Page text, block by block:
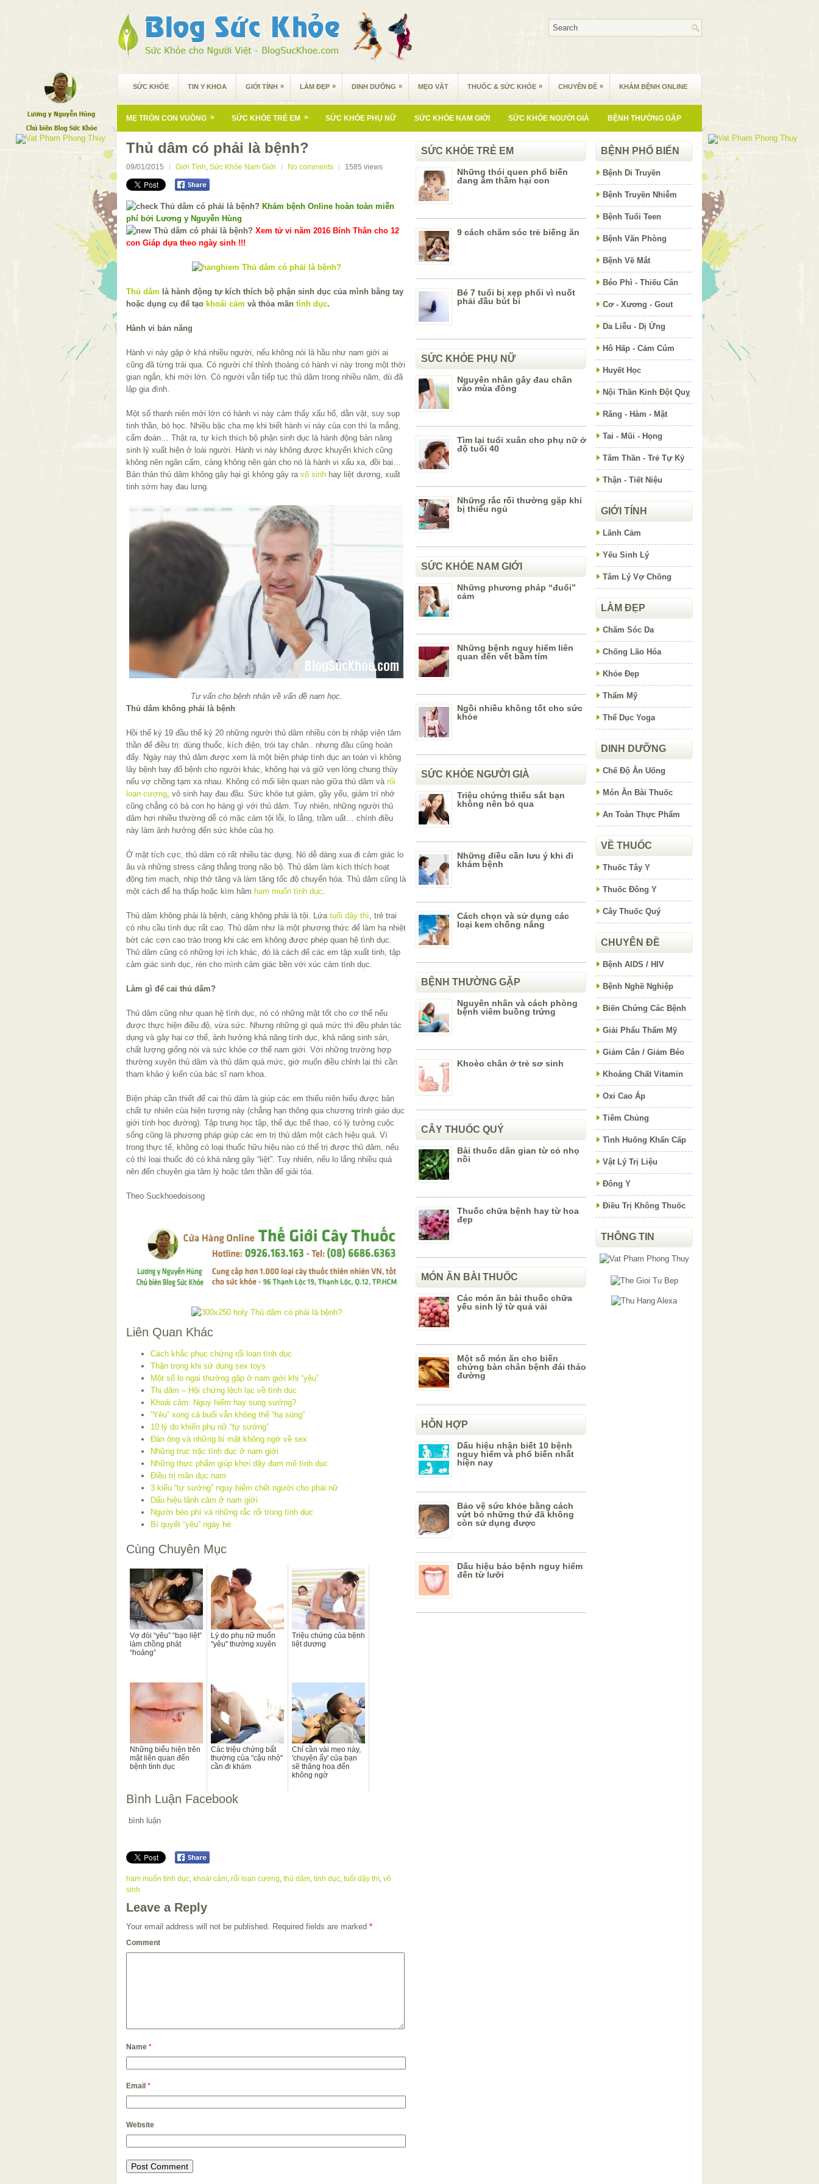
SỨC KHỎE TIN Y KHOA GIỚI TÍNH » LÀM ĐẸP » DINH DƯỠNG » MẸO VẶT THUỐC & SỨC KHỎE » CHUYÊN ĐỀ » KHÁM BỆNH ONLINE
MẸ TRÒN CON VUÔNG » SỨC KHỎE TRẺ EM » SỨC KHỎE PHỤ NỮ SỨC KHỎE NAM GIỚI SỨC KHỎE NGƯỜI GIÀ BỆNH THƯỜNG GẶP
Thủ dâm có phải là bệnh?
09/01/2015 Giới Tính, Sức Khỏe Nam Giới No comments 1585 views
Khám bệnh Online hoàn toàn miễn
phí bởi Lương y Nguyễn Hùng
Xem tử vi năm 2016 Bính Thân cho 12
con Giáp dựa theo ngày sinh !!!
Thủ dâm là hành động tự kích thích bộ phận sinh dục của mình bằng tay
hoặc dụng cụ để tạo khoái cảm và thỏa mãn tình dục.
Hành vi bản năng
Hành vi này gặp ở khá nhiều người, nếu không nói là hầu như nam giới ai
cũng đã từng trải qua. Có người chỉ thỉnh thoảng có hành vi này trong một thời
gian ngắn, khi mới lớn. Có người vẫn tiếp tục thủ dâm trong nhiều năm, dù đã
lập gia đình.
Một số thanh niên mới lớn có hành vi này cảm thấy xấu hổ, dằn vặt, suy sụp
tinh thần, bỏ học. Nhiều bậc cha mẹ khi biết hành vi này của con thì la mắng,
cấm đoán… Thật ra, tự kích thích bộ phận sinh dục là hành động bản năng
sinh lý xuất hiện ở loài người. Hành vi này không được khuyến khích cũng
không nên ngăn cấm, càng không nên gán cho nó là hành vi xấu xa, đồi bại…
Bản thản thủ dâm không gây hại gì không gây ra vô sinh hay liệt dương, xuất
tinh sớm hay đau lưng.
Tư vấn cho bệnh nhân về vấn đề nam học.
Thủ dâm không phải là bệnh
Hồi thế kỷ 19 đầu thế kỷ 20 những người thủ dâm nhiều còn bị nhập viện tâm
thần để điều trị: dùng thuốc, kích điện, trói tay chân.. nhưng đâu cũng hoàn
đấy. Ngày nay thủ dâm được xem là một biện pháp tình dục an toàn vì không
lây bệnh hay đổ bệnh cho người khác, không hại và giữ vẹn lòng chung thủy
nếu vợ chồng tạm xa nhau. Không có mối liên quan nào giữa thủ dâm và rối
loạn cương , vô sinh hay đau đầu. Sức khỏe tụt giảm, gầy yếu, giảm trí nhớ
cũng chẳng có bà con họ hàng gì với thủ dâm. Tuy nhiên, những người thủ
dâm hơi nhiều thường dễ có mặc cảm tội lỗi, lo lắng, trầm uất… chính điều
này làm ảnh hưởng đến sức khỏe của họ.
Ở mặt tích cực, thủ dâm có rất nhiều tác dụng. Nó dễ dàng xua đi cảm giác lo
âu và những stress căng thẳng trong não bộ. Thủ dâm làm kích thích hoạt
động tim mạch, nhịp thở tăng và làm tăng tốc độ chuyển hóa. Thủ dâm cũng là
một cách để hạ thấp hoặc kìm hãm ham muốn tình dục
Thủ dâm không phải là bệnh, càng không phải là tội. Lứa tuổi dậy thì , trẻ trai
có nhu cầu tình dục rất cao. Thủ dâm như là một phương thức để làm hạ nhiệt
bớt các cơn cao trào trong khi các em không được phép quan hệ tình dục.
Thủ dâm cũng có những lợi ích khác, đó là cách để các em tập xuất tinh, tập
cảm giác sinh dục, rèn cho mình cảm giác bền với xúc cảm tình dục.
Làm gì để cai thủ dâm?
Thủ dâm cũng như quan hệ tình dục, nó có những mặt tốt cho cơ thể nếu
được thực hiện điều độ, vừa sức. Nhưng những gì quá mức thì đều phản tác
dụng và gây hại cơ thể, ảnh hưởng khả năng tình dục, khả năng sinh sản,
chất lượng giống nòi và sức khỏe cơ thể nam giới. Với những trường hợp
thường xuyên thủ dâm và thủ dâm quá mức, giờ muốn điều chỉnh lại thì cần
tham khảo ý kiến của bác sĩ nam khoa.
Biện pháp cần thiết để cai thủ dâm là giúp các em thiếu niên hiểu được bản
chất tự nhiên của hiện tượng này (chẳng hạn thông qua chương trình giáo dục
giới tính học đường). Tập trung học tập, thể dục thể thao, có lý tưởng cuộc
sống cũng là phương pháp giúp các em trị thủ dâm một cách hiệu quả. Vì
trong thực tế, không có loại thuốc hữu hiệu nào có thể trị được thủ dâm, nếu
có thì loại thuốc đó có khả năng gây “liệt”. Tuy nhiên, nếu lo lắng nhiều quá
nên đến chuyên gia tâm lý hoặc tâm thần để giải tỏa.
Theo Suckhoedoisong
Liên Quan Khác
Cách khắc phục chứng rối loạn tình dục
Thận trọng khi sử dụng sex toys
Một số lo ngại thường gặp ở nam giới khi “yêu”
Thị dâm – Hội chứng lệch lạc về tình dục
Khoái cảm: Nguy hiểm hay sung sướng?
“Yêu” xong cả buổi vẫn không thể “hạ súng”
10 lý do khiến phụ nữ “tự sướng”
Đàn ông và những bí mật không ngờ về sex
Những trục trặc tình dục ở nam giới
Những thực phẩm giúp khơi dậy đam mê tình dục
Điều trị mãn dục nam
3 kiểu “tự sướng” nguy hiểm chết người cho phái nữ
Dấu hiệu lãnh cảm ở nam giới
Người béo phì và những rắc rối trong tình dục
Bí quyết “yêu” ngày hè
Cùng Chuyên Mục
Vợ đòi “yêu” “bạo liệt”
làm chồng phát
“hoảng”
Lý do phụ nữ muốn
"yêu" thường xuyên
Triệu chứng của bệnh
liệt dương
Những biểu hiện trên
mặt liên quan đến
bệnh tình dục
Các triệu chứng bất
thường của "cậu nhỏ"
cần đi khám
Chỉ cần vài mẹo này,
'chuyện ấy' của bạn
sẽ thăng hoa đến
không ngờ
Bình Luận Facebook
bình luận
ham muốn tình dục khoái cảm rối loạn cương thủ dâm tình dục tuổi dậy thì vô
sinh
Leave a Reply
Your email address will not be published. Required fields are marked *
Comment
Name *
Email *
Website
SỨC KHỎE TRẺ EM
Những thói quen phổ biến
đang âm thầm hại con
9 cách chăm sóc trẻ biếng ăn
Bé 7 tuổi bị xẹp phổi vì nuốt
phải đầu bút bi
SỨC KHỎE PHỤ NỮ
Nguyên nhân gây đau chân
vào mùa đông
Tìm lại tuổi xuân cho phụ nữ ở
độ tuổi 40
Những rắc rối thường gặp khi
bị thiếu ngủ
SỨC KHỎE NAM GIỚI
Những phương pháp “đuổi”
cảm
Những bệnh nguy hiểm liên
quan đến vết bầm tím
Ngồi nhiều không tốt cho sức
khỏe
SỨC KHỎE NGƯỜI GIÀ
Triệu chứng thiếu sắt bạn
không nên bỏ qua
Những điều cần lưu ý khi đi
khám bệnh
Cách chọn và sử dụng các
loại kem chống nắng
BỆNH THƯỜNG GẶP
Nguyên nhân và cách phòng
bệnh viêm buồng trứng
Khoèo chân ở trẻ sơ sinh
CÂY THUỐC QUÝ
Bài thuốc dân gian từ cỏ nhọ
nồi
Thuốc chữa bệnh hay từ hoa
đẹp
MÓN ĂN BÀI THUỐC
Các món ăn bài thuốc chữa
yếu sinh lý từ quả vải
Một số món ăn cho biến
chứng bàn chân bệnh đái tháo
đường
HỖN HỢP
Dấu hiệu nhận biết 10 bệnh
nguy hiểm và phổ biến nhất
hiện nay
Bảo vệ sức khỏe bằng cách
vứt bỏ những thứ đã không
còn sử dụng được
Dấu hiệu báo bệnh nguy hiểm
đến từ lưỡi
BỆNH PHỔ BIẾN
Bệnh Di Truyền
Bệnh Truyền Nhiễm
Bệnh Tuổi Teen
Bệnh Văn Phòng
Bệnh Về Mắt
Béo Phì - Thiếu Cân
Cơ - Xương - Gout
Da Liễu - Dị Ứng
Hô Hấp - Cảm Cúm
Huyết Học
Nội Thần Kinh Đột Quỵ
Răng - Hàm - Mặt
Tai - Mũi - Họng
Tâm Thần - Trẻ Tự Kỷ
Thận - Tiết Niệu
GIỚI TÍNH
Lãnh Cảm
Yếu Sinh Lý
Tâm Lý Vợ Chồng
LÀM ĐẸP
Chăm Sóc Da
Chống Lão Hóa
Khỏe Đẹp
Thẩm Mỹ
Thể Dục Yoga
DINH DƯỠNG
Chế Độ Ăn Uống
Món Ăn Bài Thuốc
An Toàn Thực Phẩm
VỀ THUỐC
Thuốc Tây Y
Thuốc Đông Y
Cây Thuốc Quý
CHUYÊN ĐỀ
Bệnh AIDS / HIV
Bệnh Nghề Nghiệp
Biến Chứng Các Bệnh
Giải Phẩu Thẩm Mỹ
Giảm Cân / Giảm Béo
Khoáng Chất Vitamin
Oxi Cao Áp
Tiêm Chủng
Tình Huống Khẩn Cấp
Vật Lý Trị Liệu
Đông Y
Điều Trị Không Thuốc
THÔNG TIN